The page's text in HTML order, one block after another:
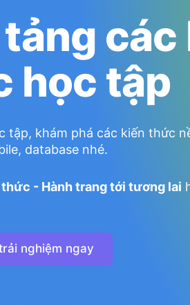
các
học tập
tập, khám phá các kiến thức
database nhé.
- Hành trang tới tương lai
nghiệm ngay